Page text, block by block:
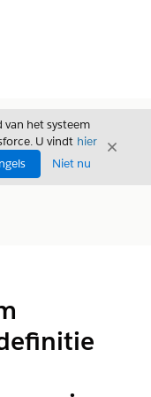
van het systeem
U vindt hier
Niet nu
Sluiten